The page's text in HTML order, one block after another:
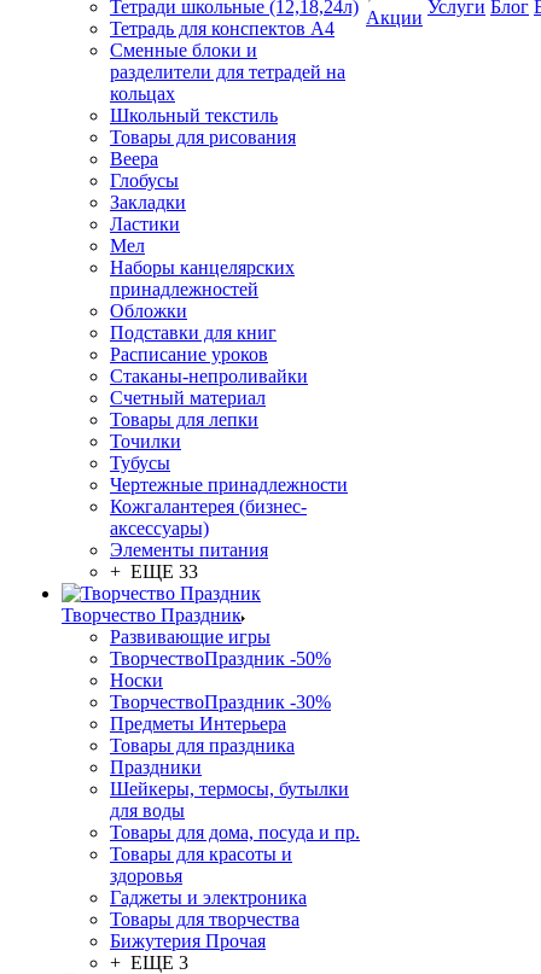
Тетради школьные (12,18,24л)
Тетрадь для конспектов А4
Сменные блоки и
разделители для тетрадей на
кольцах
Школьный текстиль
Товары для рисования
Веера
Глобусы
Закладки
Ластики
Мел
Наборы канцелярских
принадлежностей
Обложки
Подставки для книг
Расписание уроков
Стаканы-непроливайки
Счетный материал
Товары для лепки
Точилки
Тубусы
Чертежные принадлежности
Кожгалантерея (бизнес-
аксессуары)
Элементы питания
+ ЕЩЕ 33
Творчество Праздник
Развивающие игры
ТворчествоПраздник -50%
Носки
ТворчествоПраздник -30%
Предметы Интерьера
Товары для праздника
Праздники
Шейкеры, термосы, бутылки
для воды
Товары для дома, посуда и пр.
Товары для красоты и
здоровья
Гаджеты и электроника
Товары для творчества
Бижутерия Прочая
+ ЕЩЕ 3
Акции
Услуги Блог